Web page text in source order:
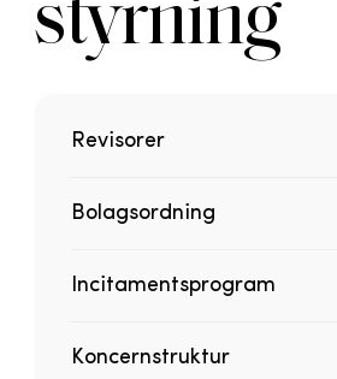
styrning
Revisorer
Bolagsordning
Incitamentsprogram
Koncernstruktur